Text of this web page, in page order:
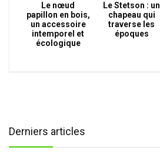
Le nœud
papillon en bois,
un accessoire
intemporel et
écologique
Le Stetson : un
chapeau qui
traverse les
époques
Derniers articles